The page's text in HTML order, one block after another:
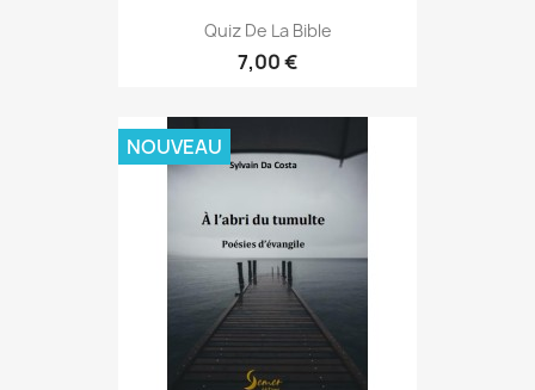
Quiz De La Bible
7,00 €
NOUVEAU